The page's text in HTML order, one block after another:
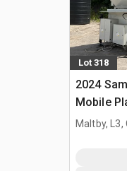
Lot 318
2024
Mobile
de
Maltby, L3,